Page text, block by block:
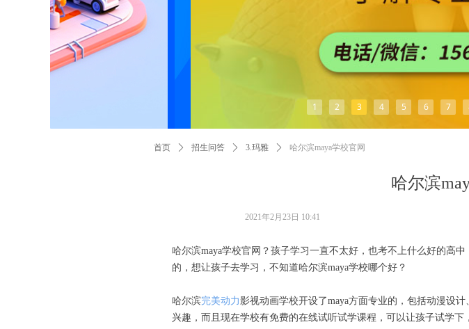
1 2 3 4 5 6 7
哈尔滨
哈尔滨maya学校官网？孩子学习一直不太好，也考不上什么好的高
的，想让孩子去学习，不知道哈尔滨maya学校哪个好？
哈尔滨完美动力影视动画学校开设了maya方面专业的，包括动漫设
兴趣，而且现在学校有免费的在线试听试学课程，可以让孩子试学下
2021年2月23日 10:41
首页 ꄲ 招生问答 ꄲ 3.玛雅 ꄲ 哈尔滨maya学校官网